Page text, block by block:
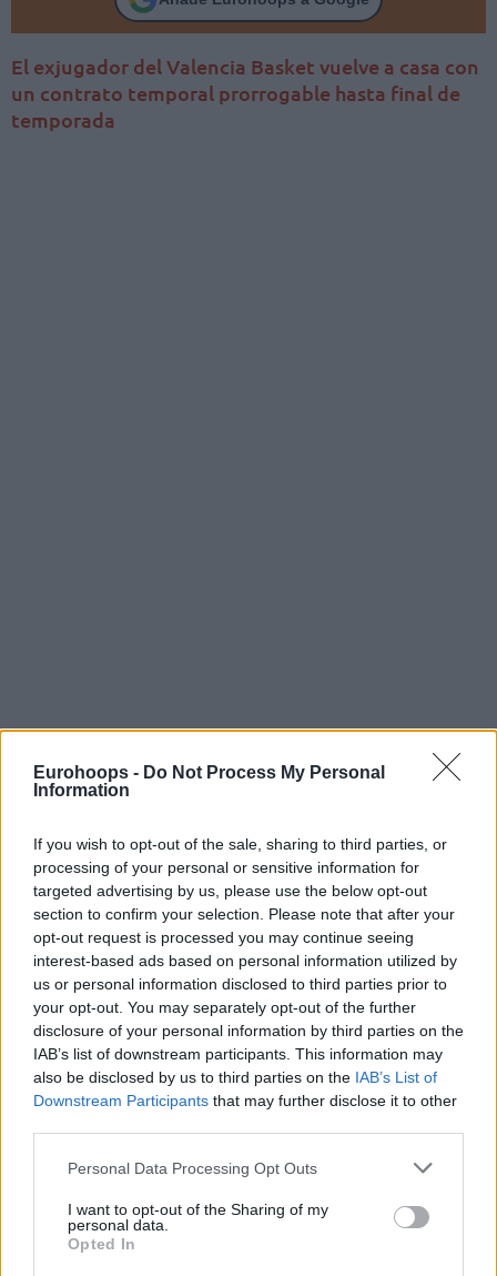
Eurohoops - Do Not Process My Personal
Information
If you wish to opt-out of the sale, sharing to third parties, or
processing of your personal or sensitive information for
targeted advertising by us, please use the below opt-out
section to confirm your selection. Please note that after your
opt-out request is processed you may continue seeing
interest-based ads based on personal information utilized by
us or personal information disclosed to third parties prior to
your opt-out. You may separately opt-out of the further
disclosure of your personal information by third parties on the
IAB’s list of downstream participants. This information may
also be disclosed by us to third parties on the IAB’s List of
Downstream Participants that may further disclose it to other
Please note that this website/app uses one or more Google
not limited to your visit or usage behaviour. You may click to
grant or deny consent to Google and its third-party tags to
use your data for below specified purposes in below Google
Personal Data Processing Opt Outs
I want to opt-out of the Sharing of my
personal data.
Opted In
El exjugador del Valencia Basket vuelve a casa con
un contrato temporal prorrogable hasta final de
temporada
Por Eurohoops team /info@eurohoops.net
Cedevita Olimpija anunció el fichaje del exjugador del Real
, Joventut y
Klemen Prepelic, con un
contrato de duración al menos hasta finales de año.
Prepelic regresa a Ljubljana, donde jugó dos veces con el
Union Olimpija, e intentará ayudar al equipo de Simone
Pianigiani en la BKT EuroCup y la ABA League.
“Ciertamente estoy muy feliz de tener la oportunidad de
volver a jugar en Ljubljana después de mucho tiempo. Han
pasado 45 días desde la última vez que pisé la cancha para
un partido, así que tengo muchas ganas de jugar, de